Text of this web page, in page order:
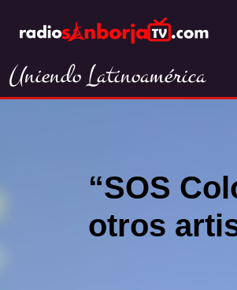
Uniendo Latinoamérica
“SOS
otros